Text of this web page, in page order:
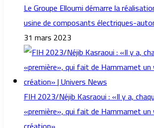
Le Groupe Elloumi démarre la
usine de composants électriques-
31 mars 2023
FIH 2023/Néjib Kasraoui : «Il y a,
«première», qui fait de Hammamet un